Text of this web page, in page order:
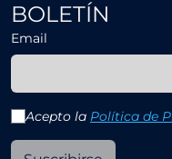
BOLETÍN
Email
Acepto la Política de